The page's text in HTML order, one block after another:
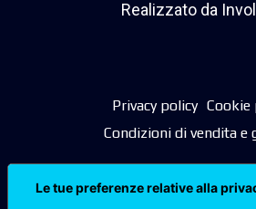
Realizzato da
Privacy policy Cookie
Condizioni di vendita e
Le tue preferenze relative alla